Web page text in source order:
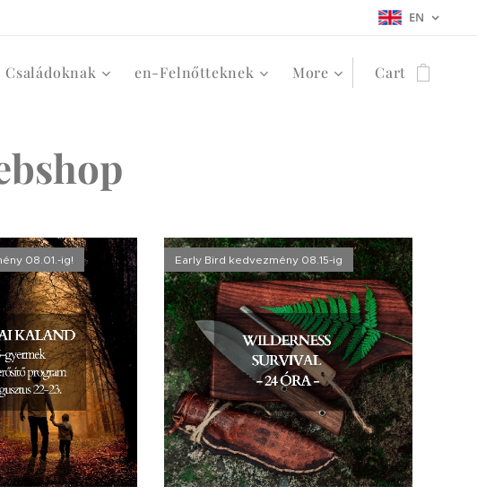
EN
en-Felnőtteknek More Cart
08.01.-ig! Early Bird kedvezmény 08.15-ig